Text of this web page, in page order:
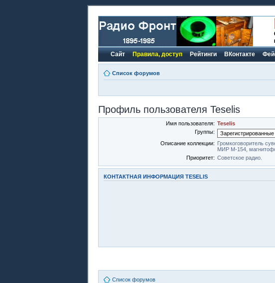
Сайт Правила, доступ Рейтинги ВКонтакте
Список форумов
Профиль пользователя Teselis
Имя пользователя: Teselis
Группы:
Описание коллекции: Громкоговоритель
МИР М-154,
Приоритет: Советское радио.
КОНТАКТНАЯ ИНФОРМАЦИЯ TESELIS
Список форумов